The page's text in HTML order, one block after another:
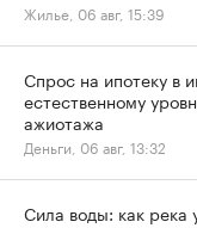
Жилье, 06 авг, 15:39
Спрос на ипотеку в
естественному
ажиотажа
Деньги, 06 авг, 13:32
Сила воды: как река